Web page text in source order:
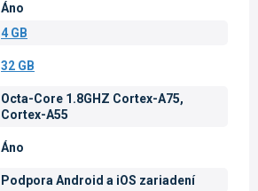
Áno
4 GB
32 GB
Octa-Core 1.8GHZ Cortex-A75,
Cortex-A55
Áno
Podpora Android a iOS zariadení